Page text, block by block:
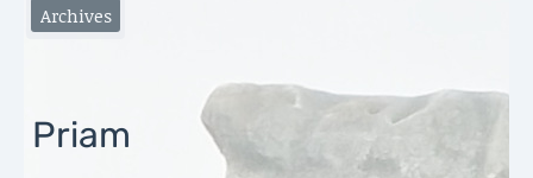
Archives
Priam